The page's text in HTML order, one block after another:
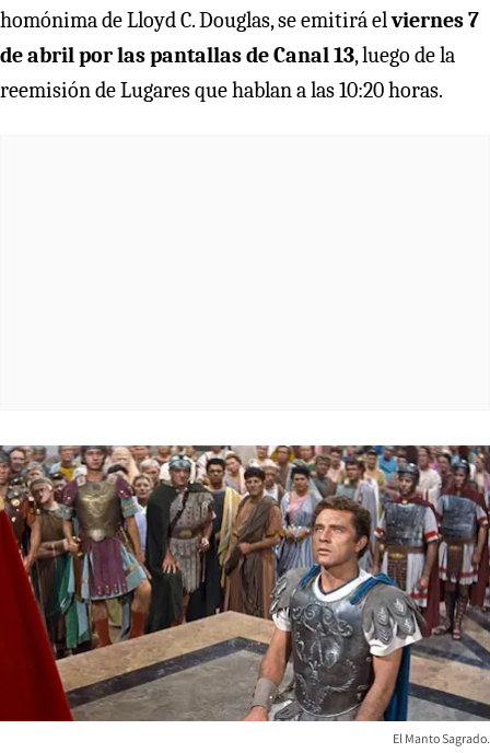
homónima de Lloyd C. Douglas, se emitirá elviernes 7
de abril por las pantallas de Canal 13, luego de la
reemisión de Lugares que hablan a las 10:20 horas.
El Manto Sagrado.